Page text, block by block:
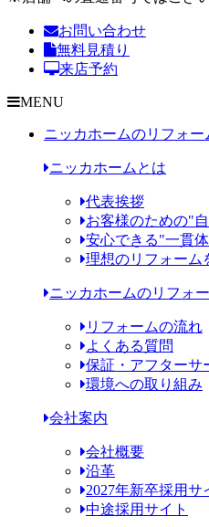
お問い合わせ
無料見積り
来店予約
MENU
ニッカホームのリフォー
ニッカホームとは
代表挨拶
お客様のための"
安心できる"一貫
理想のリフォーム
ニッカホームのリフォ
リフォームの流れ
よくある質問
保証・アフターサ
環境への取り組み
会社案内
会社概要
沿革
2027年新卒採用サ
中途採用サイト